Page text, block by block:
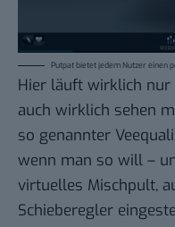
Putpat bietet jedem Nutzer einen
Hier läuft wirklich nur
auch wirklich sehen
so genannter
wenn man so will –
virtuelles Mischpult,
Schieberegler